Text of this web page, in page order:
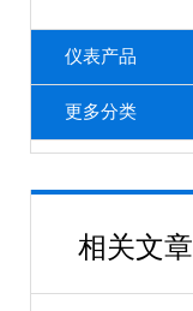
仪表产品
更多分类
相关文章